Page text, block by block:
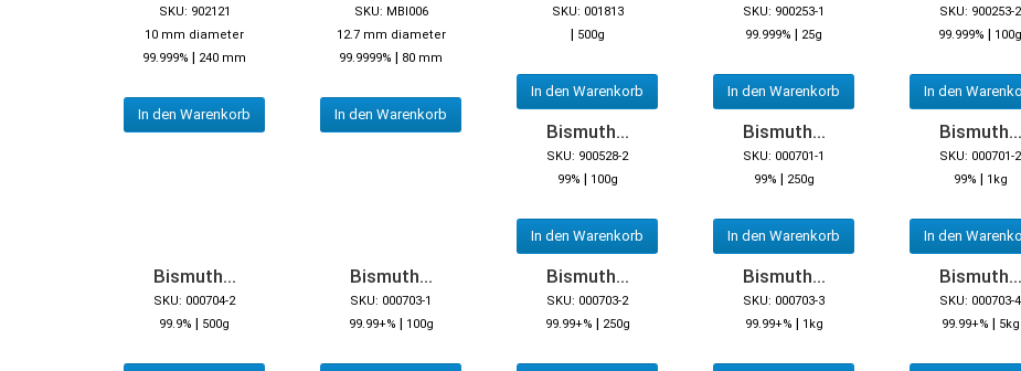
SKU: 902121
10 mm diameter
99.999% | 240 mm
In den Warenkorb
SKU: MBI006
12.7 mm diameter
99.9999% | 80 mm
In den Warenkorb
SKU: 001813
| 500g
In den Warenkorb
SKU: 900253-1
99.999% | 25g
In den Warenkorb
SKU: 900253-2
99.999% | 100g
In den
Bismuth...
SKU: 900528-2
99% | 100g
In den Warenkorb
Bismuth...
SKU: 000701-1
99% | 250g
In den Warenkorb
Bismuth...
SKU: 000701-2
99% | 1kg
In den
Bismuth...
SKU: 000704-2
99.9% | 500g
Bismuth...
SKU: 000703-1
99.99+% | 100g
Bismuth...
SKU: 000703-2
99.99+% | 250g
Bismuth...
SKU: 000703-3
99.99+% | 1kg
Bismuth...
SKU: 000703-4
99.99+% | 5kg